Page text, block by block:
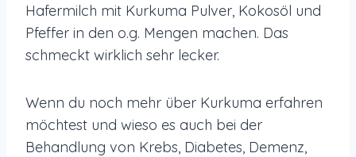
Hafermilch mit Kurkuma Pulver, Kokosöl und
Pfeffer in den o.g. Mengen machen. Das
schmeckt wirklich sehr lecker.
Wenn du noch mehr über Kurkuma erfahren
möchtest und wieso es auch bei der
Behandlung von Krebs, Diabetes, Demenz,